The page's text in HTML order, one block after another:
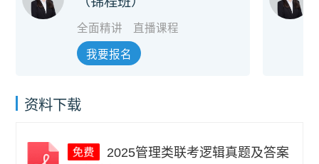
全面精讲 直播课程
我要报名
资料下载